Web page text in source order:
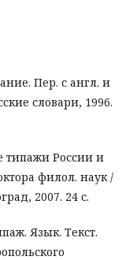
Пер. с англ. и
словари, 1996.
типажи России и
филол. наук /
2007. 24 с.
Язык. Текст.